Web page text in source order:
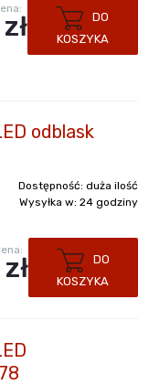
DO
KOSZYKA
odblask
Dostępność: duża ilość
Wysyłka w: 24 godziny
DO
KOSZYKA